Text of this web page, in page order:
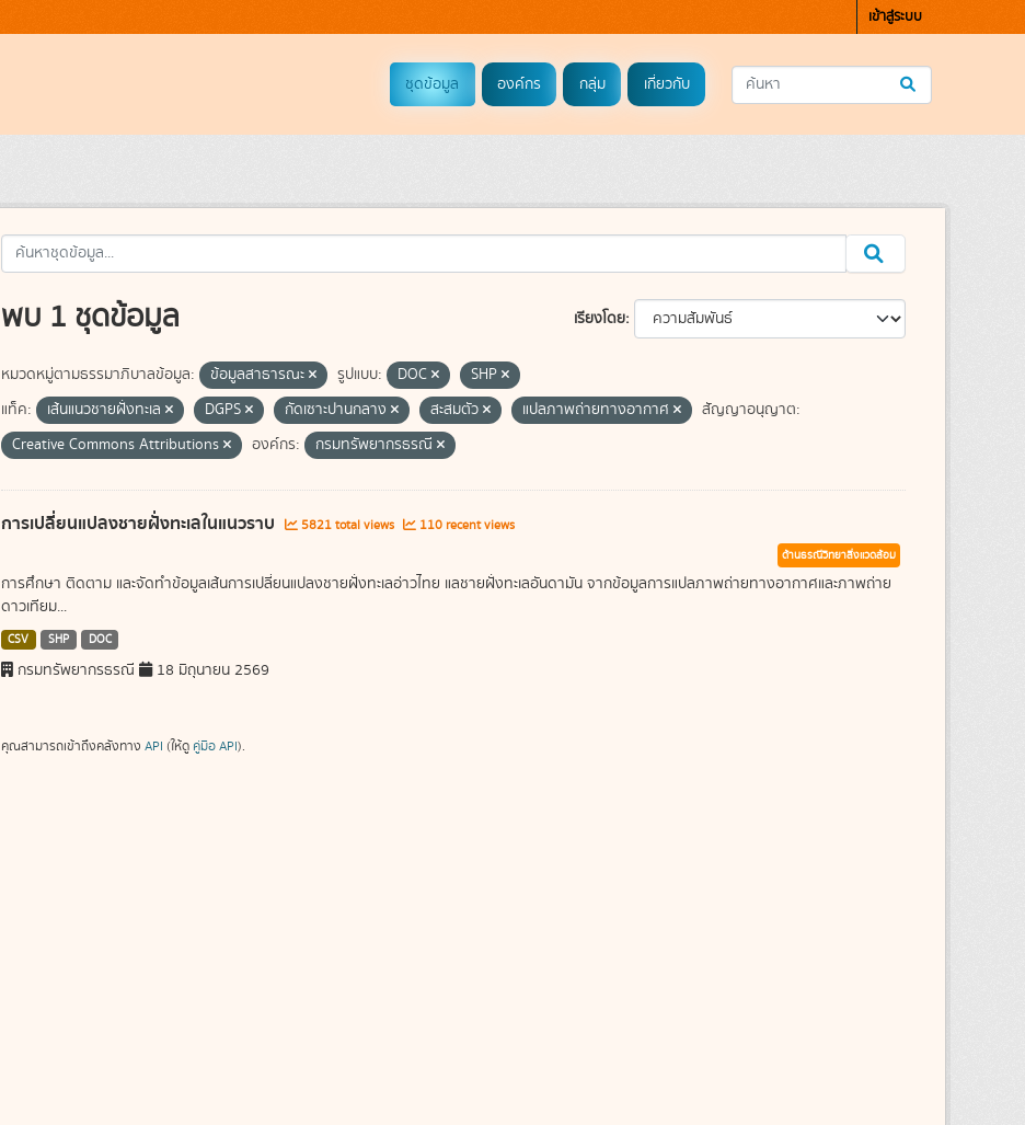
เข้าสู่ระบบ
ชุดข้อมูล องค์กร กลุ่ม เกี่ยวกับ
เรียงโดย
พบ 1 ชุดข้อมูล
หมวดหมู่ตามธรรมาภิบาลข้อมูล: ข้อมูลสาธารณะ รูปแบบ: DOC
SHP
แท็ค:
เส้นแนวชายฝั่งทะเล DGPS กัดเซาะปานกลาง สะสมตัว แปลภาพถ่ายทางอากาศ
สัญญาอนุญาต:
Creative Commons Attributions
องค์กร: กรมทรัพยากรธรณี
การเปลี่ยนแปลงชายฝั่งทะเลในแนวราบ 5821 total views 110 recent views
ด้านธรณีวิทยาสิ่งแวดล้อม
การศึกษา ติดตาม และจัดทำข้อมูลเส้นการเปลี่ยนแปลงชายฝั่งทะเลอ่าวไทย แลชายฝั่งทะเลอันดามัน จากข้อมูลการแปลภาพถ่ายทางอากาศและภาพถ่าย
ดาวเทียม...
CSV SHP DOC
กรมทรัพยากรธรณี 18 มิถุนายน 2569
คุณสามารถเข้าถึงคลังทาง API (ให้ดู คู่มือ API).